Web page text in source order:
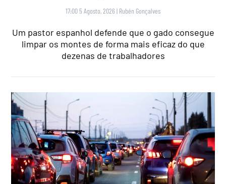
17:00 5 Agosto, 2026 | Rubén Gonçalves
Um pastor espanhol defende que o gado consegue
limpar os montes de forma mais eficaz do que
dezenas de trabalhadores